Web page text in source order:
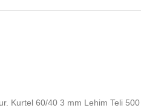
Kurtel 60/40 3 mm Lehim Teli